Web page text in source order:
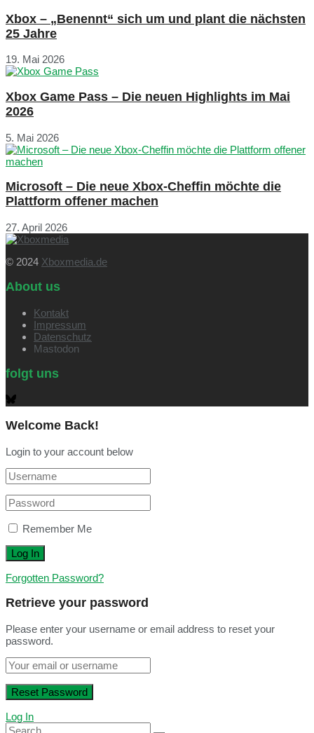
Xbox – „Benennt“ sich um und plant die nächsten
25 Jahre
19. Mai 2026
Xbox Game Pass – Die neuen Highlights im Mai
2026
5. Mai 2026
Microsoft – Die neue Xbox-Cheffin möchte die
Plattform offener machen
27. April 2026
© 2024 Xboxmedia.de
About us
Kontakt
Impressum
Datenschutz
Mastodon
folgt uns
Welcome Back!
Login to your account below
Remember Me
Forgotten Password?
Retrieve your password
Please enter your username or email address to reset your
password.
Log In